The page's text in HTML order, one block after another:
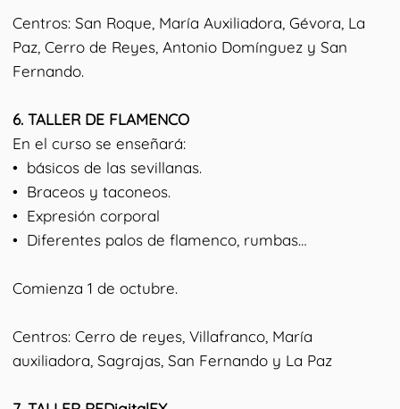
Centros: San Roque, María Auxiliadora, Gévora, La
Paz, Cerro de Reyes, Antonio Domínguez y San
Fernando.
6.⁠ ⁠TALLER DE FLAMENCO
En el curso se enseñará:
•⁠ ⁠básicos de las sevillanas.
•⁠ ⁠Braceos y taconeos.
•⁠ ⁠Expresión corporal
•⁠ ⁠Diferentes palos de flamenco, rumbas…
Comienza 1 de octubre.
Centros: Cerro de reyes, Villafranco, María
auxiliadora, Sagrajas, San Fernando y La Paz